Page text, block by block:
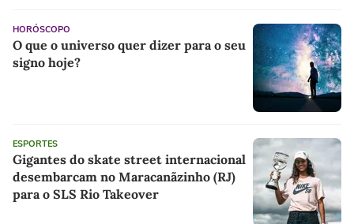
HORÓSCOPO
O que o universo quer dizer para o seu
signo hoje?
ESPORTES
Gigantes do skate street internacional
desembarcam no Maracanãzinho (RJ)
para o SLS Rio Takeover